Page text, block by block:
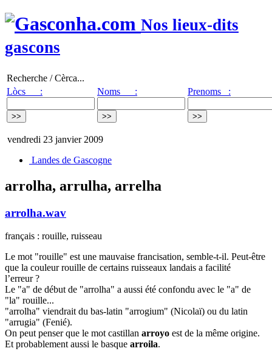
Nos lieux-dits
gascons
Recherche / Cèrca...
Lòcs :
Noms : Prenoms :
vendredi 23 janvier 2009
Landes de Gascogne
arrolha, arrulha, arrelha
arrolha.wav
français : rouille, ruisseau
Le mot "rouille" est une mauvaise francisation, semble-t-il. Peut-être
que la couleur rouille de certains ruisseaux landais a facilité
l’erreur ?
Le "a" de début de "arrolha" a aussi été confondu avec le "a" de
"la" rouille...
"arrolha" viendrait du bas-latin "arrogium" (Nicolaï) ou du latin
"arrugia" (Fenié).
On peut penser que le mot castillan arroyo est de la même origine.
Et probablement aussi le basque arroila.